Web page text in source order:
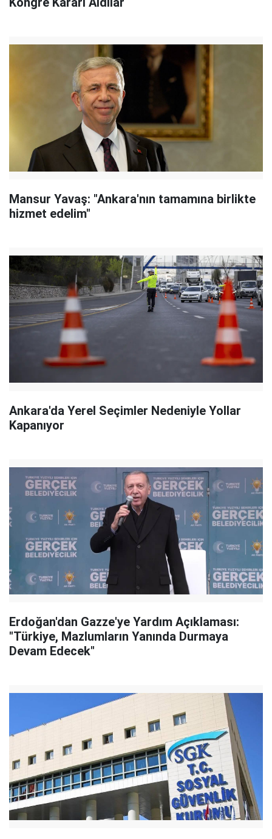
Mansur Yavaş: "Ankara'nın tamamına birlikte
hizmet edelim"
Ankara'da Yerel Seçimler Nedeniyle Yollar
Kapanıyor
Erdoğan'dan Gazze'ye Yardım Açıklaması:
"Türkiye, Mazlumların Yanında Durmaya
Devam Edecek"